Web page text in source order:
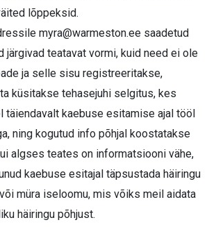
lõppeksid.
myra@warmeston.ee saadetud
järgivad teatavat vormi, kuid need ei ole
ja selle sisu registreeritakse,
küsitakse tehasejuhi selgitus, kes
täiendavalt kaebuse esitamise ajal tööl
ning kogutud info põhjal koostatakse
algses teates on informatsiooni vähe,
kaebuse esitajal täpsustada häiringu
müra iseloomu, mis võiks meil aidata
häiringu põhjust.